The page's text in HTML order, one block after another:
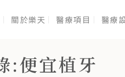
關於樂天 醫療項目 醫療
:便宜植牙